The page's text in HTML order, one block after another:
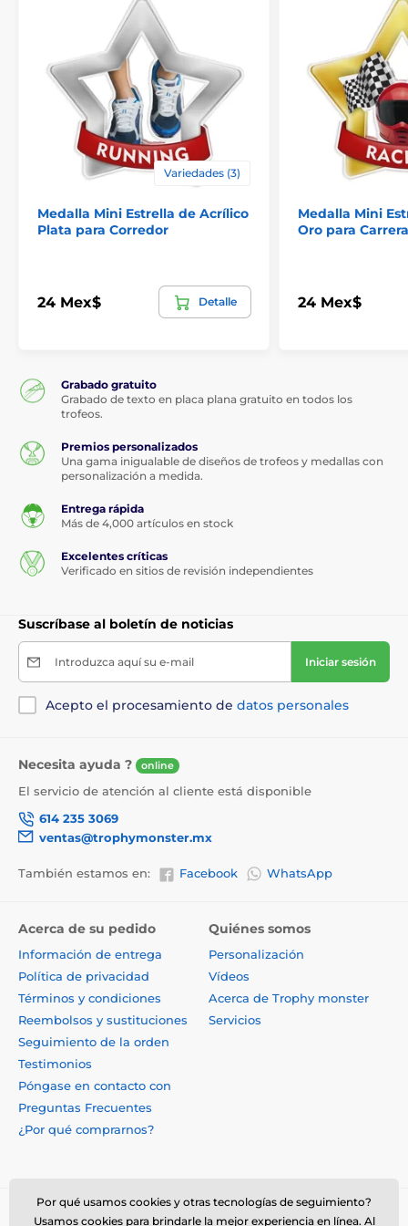
Variedades (3)
Medalla Mini Estrella de Acrílico
Plata para Corredor
24 Mex$ Detalle
Medalla Mini
Oro para
24 Mex$
Grabado gratuito
Grabado de texto en placa plana gratuito en todos los
trofeos.
Premios personalizados
Una gama inigualable de diseños de trofeos y medallas con
personalización a medida.
Entrega rápida
Más de 4,000 artículos en stock
Excelentes críticas
Verificado en sitios de revisión independientes
Suscríbase al boletín de noticias
Introduzca aquí su e-mail Iniciar sesión
Acepto el procesamiento de datos personales
Necesita ayuda ? online
El servicio de atención al cliente está disponible
614 235 3069
ventas@trophymonster.mx
También estamos en: Facebook WhatsApp
Acerca de su pedido
Información de entrega
Política de privacidad
Términos y condiciones
Reembolsos y sustituciones
Seguimiento de la orden
Testimonios
Póngase en contacto con
Preguntas Frecuentes
¿Por qué comprarnos?
Quiénes somos
Personalización
Vídeos
Acerca de Trophy monster
Servicios
Por qué usamos cookies y otras tecnologías de seguimiento?
Usamos cookies para brindarle la mejor experiencia en línea. Al